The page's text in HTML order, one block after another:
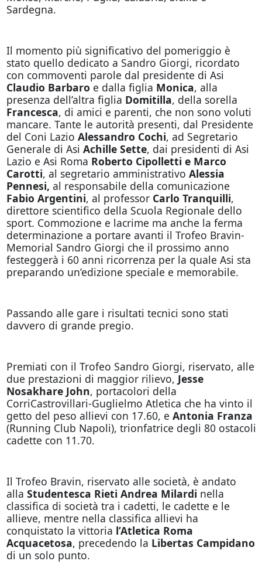
Sardegna.
Il momento più significativo del pomeriggio è
stato quello dedicato a Sandro Giorgi, ricordato
con commoventi parole dal presidente di Asi
Claudio Barbaro e dalla figlia Monica, alla
presenza dell’altra figlia Domitilla, della sorella
Francesca, di amici e parenti, che non sono voluti
mancare. Tante le autorità presenti, dal Presidente
del Coni Lazio Alessandro Cochi, ad Segretario
Generale di Asi Achille Sette, dai presidenti di Asi
Lazio e Asi Roma Roberto Cipolletti e Marco
Carotti, al segretario amministrativo Alessia
Pennesi, al responsabile della comunicazione
Fabio Argentini, al professor Carlo Tranquilli,
direttore scientifico della Scuola Regionale dello
sport. Commozione e lacrime ma anche la ferma
determinazione a portare avanti il Trofeo Bravin-
Memorial Sandro Giorgi che il prossimo anno
festeggerà i 60 anni ricorrenza per la quale Asi sta
preparando un’edizione speciale e memorabile.
Passando alle gare i risultati tecnici sono stati
davvero di grande pregio.
Premiati con il Trofeo Sandro Giorgi, riservato, alle
due prestazioni di maggior rilievo, Jesse
Nosakhare John, portacolori della
CorriCastrovillari-Guglielmo Atletica che ha vinto il
getto del peso allievi con 17.60, e Antonia Franza
(Running Club Napoli), trionfatrice degli 80 ostacoli
cadette con 11.70.
Il Trofeo Bravin, riservato alle società, è andato
alla Studentesca Rieti Andrea Milardi nella
classifica di società tra i cadetti, le cadette e le
allieve, mentre nella classifica allievi ha
conquistato la vittoria l’Atletica Roma
Acquacetosa, precedendo la Libertas Campidano
di un solo punto.